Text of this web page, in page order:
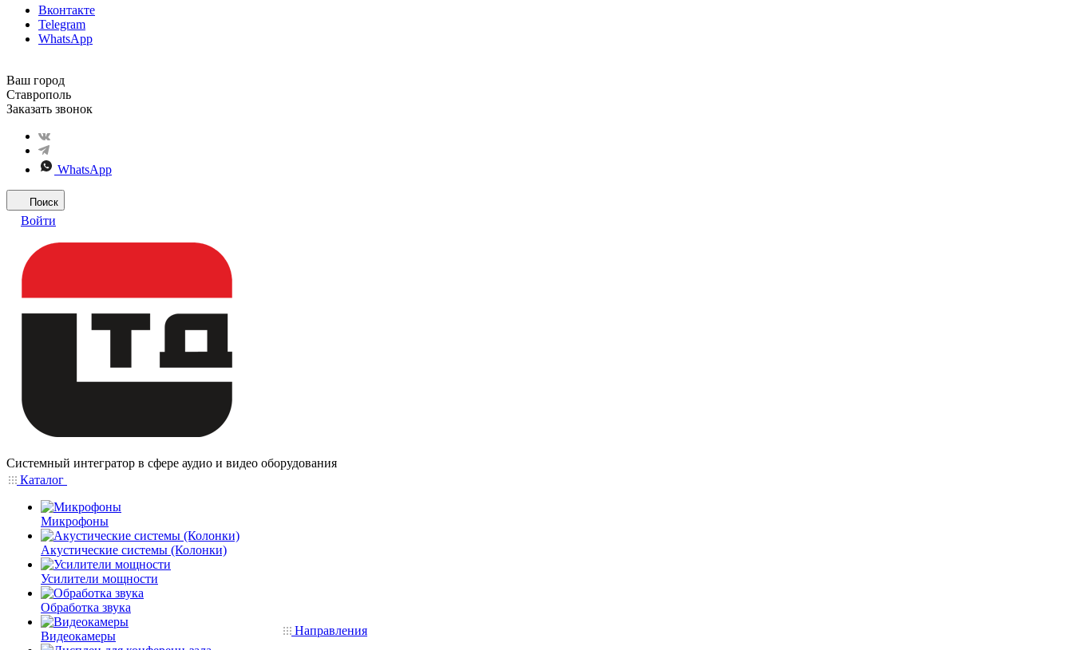
Вконтакте
Telegram
WhatsApp
Ваш город
Ставрополь
Заказать звонок
WhatsApp
Поиск
Войти
Системный интегратор в сфере аудио и видео оборудования
Каталог
Микрофоны
Акустические системы (Колонки)
Усилители мощности
Обработка звука
Видеокамеры
Направления